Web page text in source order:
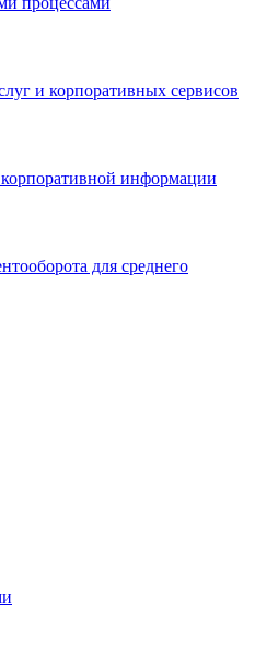
и корпоративных сервисов
информации
для среднего